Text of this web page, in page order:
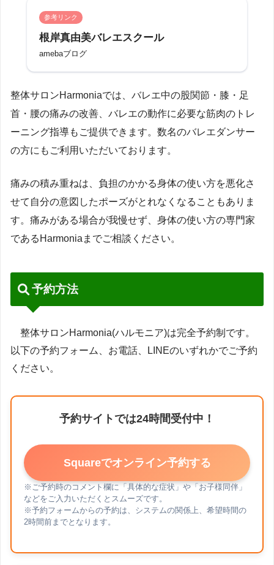
参考リンク
根岸真由美バレエスクール
amebaブログ
整体サロンHarmoniaでは、バレエ中の股関節・膝・足
首・腰の痛みの改善、バレエの動作に必要な筋肉のトレ
ーニング指導もご提供できます。数名のバレエダンサー
の方にもご利用いただいております。
痛みの積み重ねは、負担のかかる身体の使い方を悪化さ
せて自分の意図したポーズがとれなくなることもありま
す。痛みがある場合が我慢せず、身体の使い方の専門家
であるHarmoniaまでご相談ください。
予約方法
整体サロンHarmonia(ハルモニア)は完全予約制です。
以下の予約フォーム、お電話、LINEのいずれかでご予約
ください。
予約サイトでは24時間受付中！
Squareでオンライン予約する
※ご予約時のコメント欄に「具体的な症状」や「お子様同伴」
などをご入力いただくとスムーズです。
※予約フォームからの予約は、システムの関係上、希望時間の
2時間前までとなります。